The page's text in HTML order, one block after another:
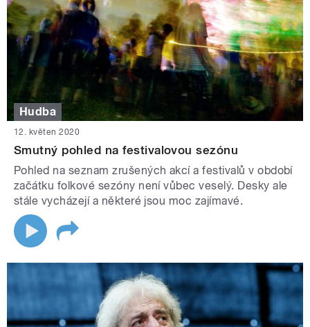
Hudba
12. květen 2020
Smutný pohled na festivalovou sezónu
Pohled na seznam zrušených akcí a festivalů v období
začátku folkové sezóny není vůbec veselý. Desky ale
stále vycházejí a některé jsou moc zajímavé.